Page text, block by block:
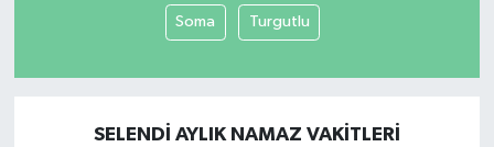
Soma Turgutlu
SELENDI AYLIK NAMAZ VAKITLERI